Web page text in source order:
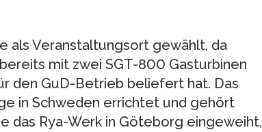
als Veranstaltungsort gewählt, da
mit zwei SGT-800 Gasturbinen
den GuD-Betrieb beliefert hat. Das
in Schweden errichtet und gehört
das Rya-Werk in Göteborg eingeweiht,